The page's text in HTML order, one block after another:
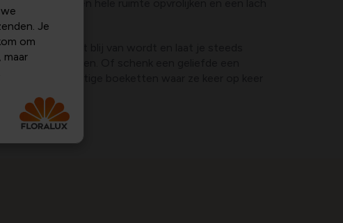
waar jij echt blij van wordt en laat je steeds
onze bloemisten. Of schenk een geliefde een
hen met prachtige boeketten waar ze keer op keer
Dadizele
Je
om